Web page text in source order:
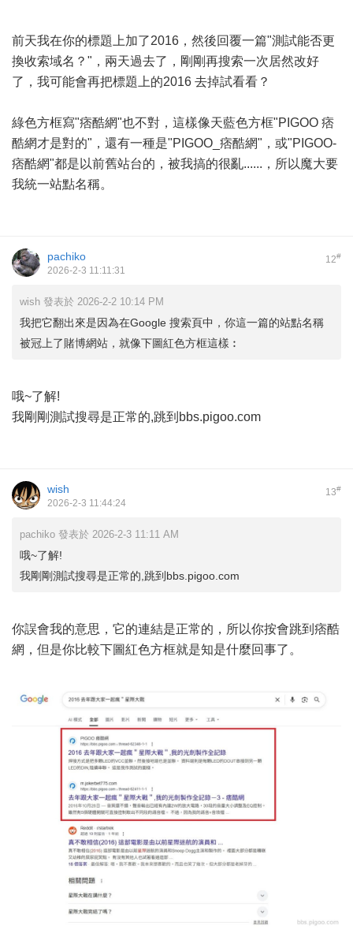
前天我在你的標題上加了2016，然後回覆一篇"測試能否更
換收索域名？"，兩天過去了，剛剛再搜索一次居然改好
了，我可能會再把標題上的2016 去掉試看看？
綠色方框寫"痞酷網"也不對，這樣像天藍色方框"PIGOO 痞
酷網才是對的"，還有一種是"PIGOO_痞酷網"，或"PIGOO-
痞酷網"都是以前舊站台的，被我搞的很亂......，所以魔大要
我統一站點名稱。
12#
pachiko
2026-2-3 11:11:31
wish 發表於 2026-2-2 10:14 PM
我把它翻出來是因為在Google 搜索頁中，你這一篇的站點名稱
被冠上了賭博網站，就像下圖紅色方框這樣︰
哦~了解!
我剛剛測試搜尋是正常的,跳到bbs.pigoo.com
13#
wish
2026-2-3 11:44:24
pachiko 發表於 2026-2-3 11:11 AM
哦~了解!
我剛剛測試搜尋是正常的,跳到bbs.pigoo.com
你誤會我的意思，它的連結是正常的，所以你按會跳到痞酷
網，但是你比較下圖紅色方框就是知是什麼回事了。